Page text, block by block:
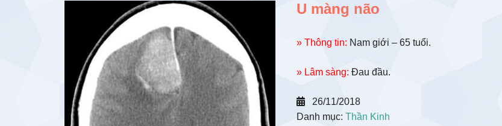
U màng não
» Thông tin: Nam giới – 65 tuổi.
» Lâm sàng: Đau đầu.
26/11/2018
Danh mục: Thần Kinh